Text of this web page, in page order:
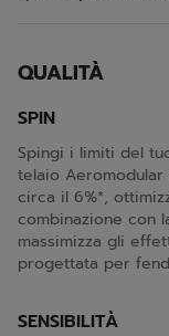
QUALITÀ
SPIN
Spingi i limiti del
telaio
circa il 6%*,
combinazione con
massimizza gli
progettata per
SENSIBILITÀ